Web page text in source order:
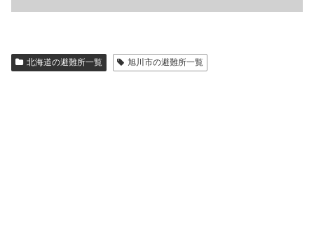
北海道の避難所一覧 旭川市の避難所一覧